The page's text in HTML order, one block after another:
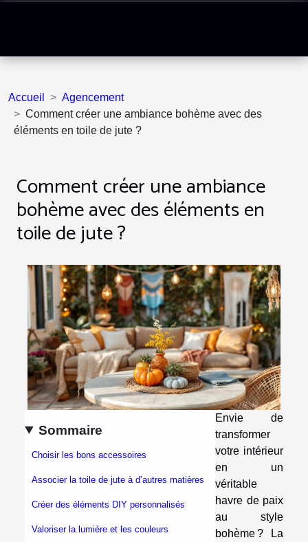
Accueil
Agencement
Comment créer une ambiance bohème avec des
éléments en toile de jute ?
Comment créer une ambiance
bohème avec des éléments en
toile de jute ?
Sommaire
Choisir les bons accessoires
Associer la toile de jute à d’autres matières
Créer des éléments DIY personnalisés
Valoriser la lumière et les couleurs
Envie de
transformer
votre intérieur
en un
véritable
havre de paix
au style
bohème ? La